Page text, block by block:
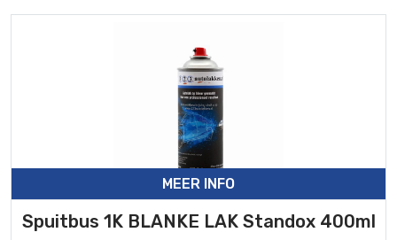
MEER INFO
Spuitbus 1K BLANKE LAK Standox 400ml